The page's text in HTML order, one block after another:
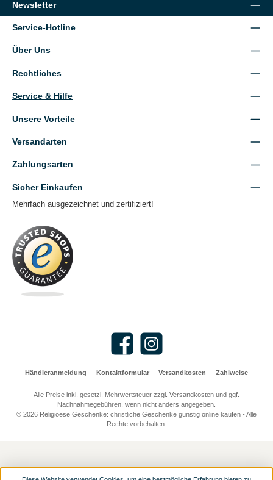
Newsletter
Service-Hotline
Über Uns
Rechtliches
Service & Hilfe
Unsere Vorteile
Versandarten
Zahlungsarten
Sicher Einkaufen
Mehrfach ausgezeichnet und zertifiziert!
Facebook Instagram
Händleranmeldung Kontaktformular Versandkosten Zahlweise
Alle Preise inkl. gesetzl. Mehrwertsteuer zzgl. Versandkosten und ggf.
Nachnahmegebühren, wenn nicht anders angegeben.
© 2026 Religioese Geschenke: christliche Geschenke günstig online kaufen - Alle
Rechte vorbehalten.